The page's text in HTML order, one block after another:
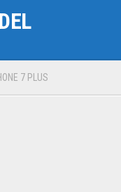
7 PLUS